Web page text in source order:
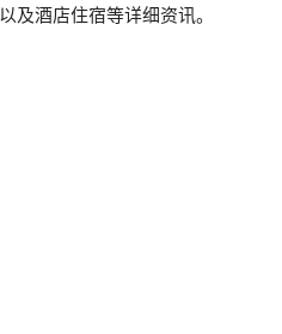
及酒店住宿等详细资讯。